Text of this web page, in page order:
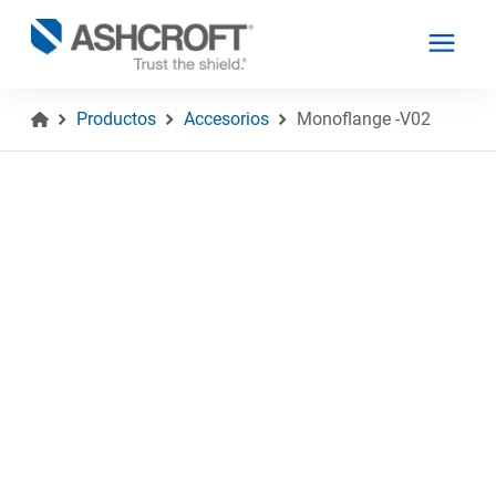
Productos Accesorios Monoflange -V02